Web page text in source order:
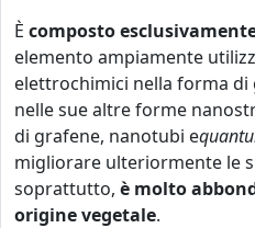
È composto
elemento ampiamente
elettrochimici nella forma di
nelle sue altre forme
di grafene, nanotubi e
migliorare ulteriormente le
soprattutto, è molto
origine vegetale.